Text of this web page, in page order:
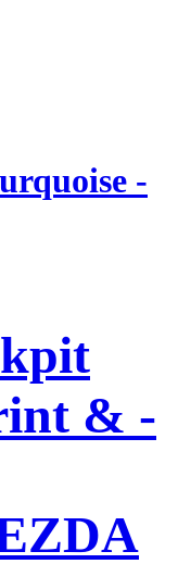
& -